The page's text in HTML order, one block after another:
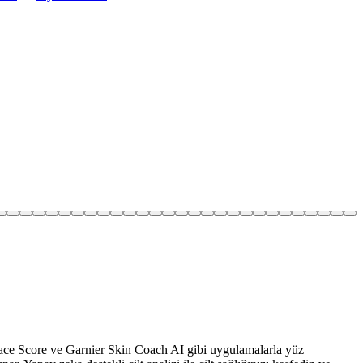
Score ve Garnier Skin Coach AI gibi uygulamalarla yüz